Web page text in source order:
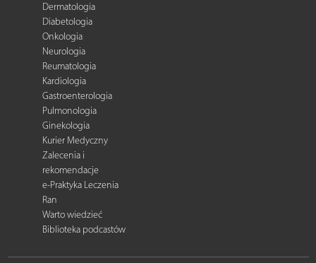
Dermatologia
Diabetologia
Onkologia
Neurologia
Reumatologia
Kardiologia
Gastroenterologia
Pulmonologia
Ginekologia
Kurier Medyczny
Zalecenia i
rekomendacje
e-Praktyka Leczenia
Ran
Warto wiedzieć
Biblioteka podcastów